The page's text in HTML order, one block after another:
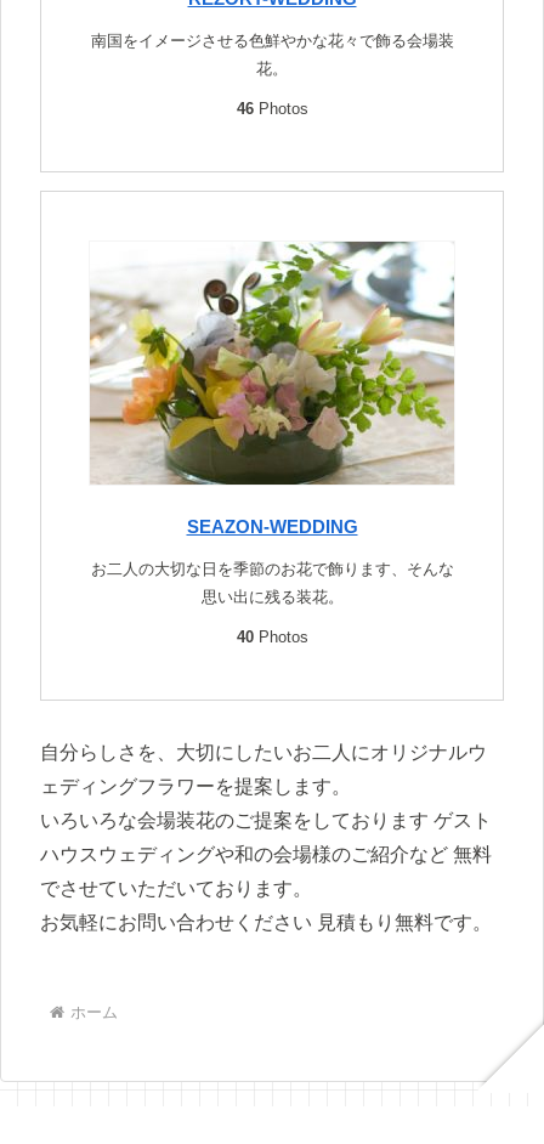
南国をイメージさせる色鮮やかな花々で飾る会場装
花。
46Photos
SEAZON-WEDDING
お二人の大切な日を季節のお花で飾ります、そんな
思い出に残る装花。
40Photos
自分らしさを、大切にしたいお二人にオリジナルウ
ェディングフラワーを提案します。
いろいろな会場装花のご提案をしております ゲスト
ハウスウェディングや和の会場様のご紹介など 無料
でさせていただいております。
お気軽にお問い合わせください 見積もり無料です。
ホーム